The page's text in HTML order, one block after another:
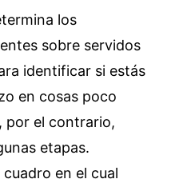
los
sobre servidos
identificar si estás
en cosas poco
por el contrario,
etapas.
en el cual